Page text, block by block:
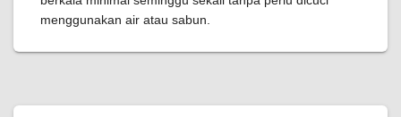
menggunakan air atau sabun.